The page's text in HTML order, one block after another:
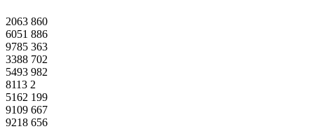
2063 860
6051 886
9785 363
3388 702
5493 982
8113 2
5162 199
9109 667
9218 656